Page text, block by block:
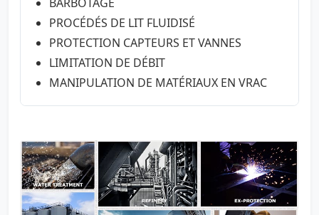
PROCÉDÉS DE LIT FLUIDISÉ
PROTECTION CAPTEURS ET VANNES
LIMITATION DE DÉBIT
MANIPULATION DE MATÉRIAUX EN VRAC